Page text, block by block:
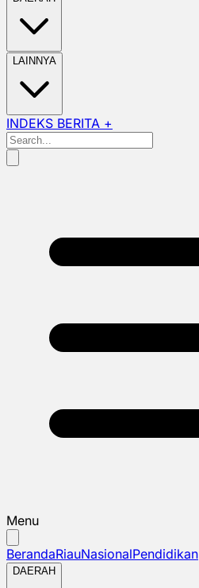
LAINNYA
INDEKS BERITA +
Menu
BerandaRiauNasionalPendidikan
DAERAH